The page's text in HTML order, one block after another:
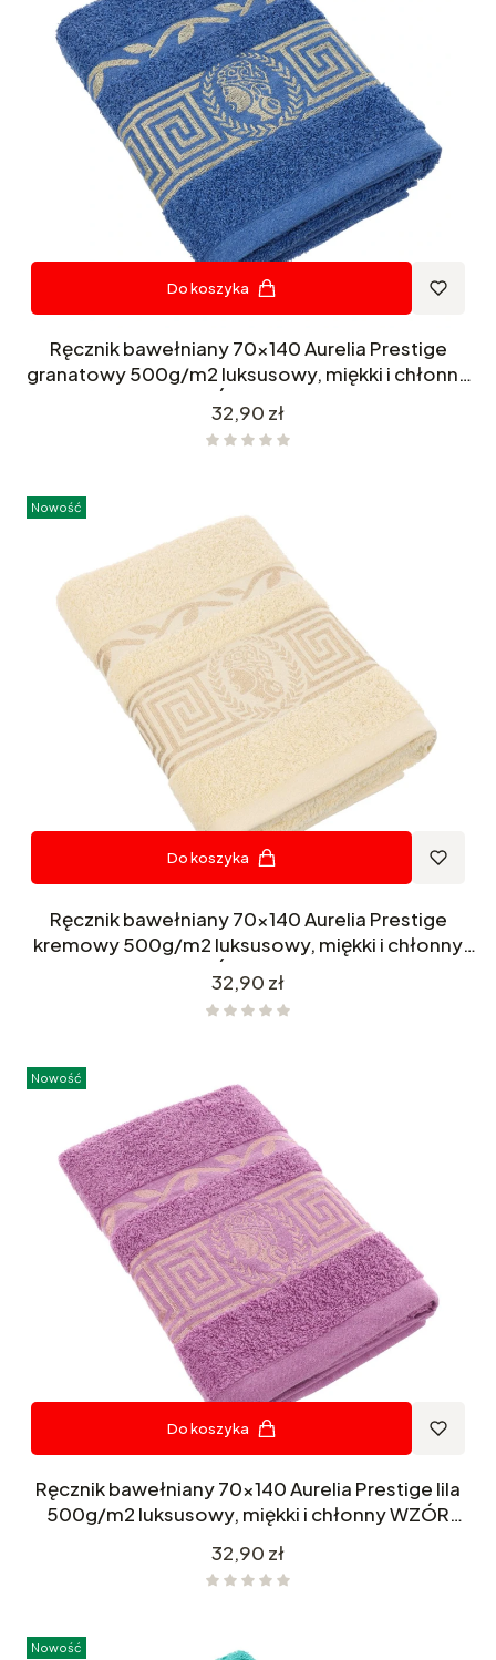
Do koszyka
Ręcznik bawełniany 70x140 Aurelia Prestige
granatowy 500g/m2 luksusowy, miękki i chłonny
WZÓR GRECKI
Cena
32,90 zł
Nowość
Do koszyka
Ręcznik bawełniany 70x140 Aurelia Prestige
kremowy 500g/m2 luksusowy, miękki i chłonny
WZÓR GRECKI
Cena
32,90 zł
Nowość
Do koszyka
Ręcznik bawełniany 70x140 Aurelia Prestige lila
500g/m2 luksusowy, miękki i chłonny WZÓR
Cena
32,90 zł
Nowość